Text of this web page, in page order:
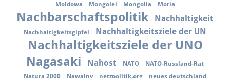
Moldowa Mongolei Mongolia Moria
Nachbarschaftspolitik Nachhaltigkeit
Nachhaltigkeitsgipfel Nachhaltigkeitsziele der UN
Nachhaltigkeitsziele der UNO
Nagasaki
Nahost NATO
NATO-Russland-Rat
Natura 2000
Nawalny netzpolitik.org neues deutschland